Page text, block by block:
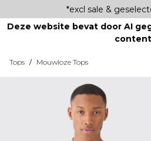
*excl sale &
Deze website bevat door AI
Tops / Mouwloze Tops